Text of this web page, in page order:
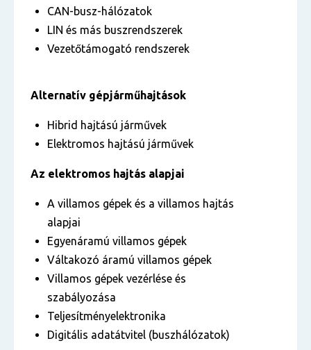
CAN-busz-hálózatok
LIN és más buszrendszerek
Vezetőtámogató rendszerek
Alternatív gépjárműhajtások
Hibrid hajtású járművek
Elektromos hajtású járművek
Az elektromos hajtás alapjai
A villamos gépek és a villamos hajtás
alapjai
Egyenáramú villamos gépek
Váltakozó áramú villamos gépek
Villamos gépek vezérlése és
szabályozása
Teljesítményelektronika
Digitális adatátvitel (buszhálózatok)